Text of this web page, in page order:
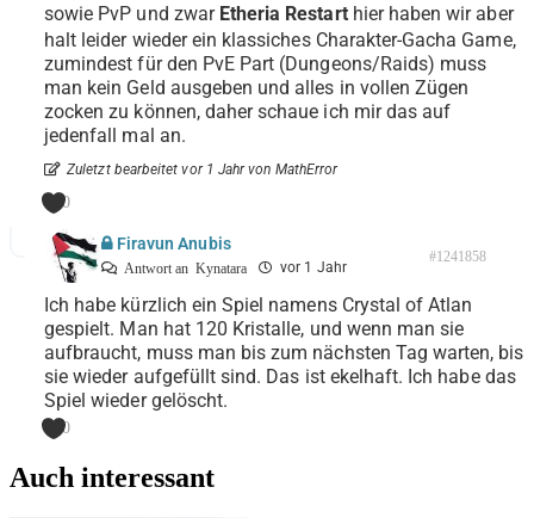
sowie PvP und zwar Etheria Restart hier haben wir aber
halt leider wieder ein klassiches Charakter-Gacha Game,
zumindest für den PvE Part (Dungeons/Raids) muss
man kein Geld ausgeben und alles in vollen Zügen
zocken zu können, daher schaue ich mir das auf
jedenfall mal an.
Zuletzt bearbeitet vor 1 Jahr von MathError
0
Firavun Anubis
Antwort an Kynatara vor 1 Jahr
#1241858
Ich habe kürzlich ein Spiel namens Crystal of Atlan
gespielt. Man hat 120 Kristalle, und wenn man sie
aufbraucht, muss man bis zum nächsten Tag warten, bis
sie wieder aufgefüllt sind. Das ist ekelhaft. Ich habe das
Spiel wieder gelöscht.
0
Auch interessant